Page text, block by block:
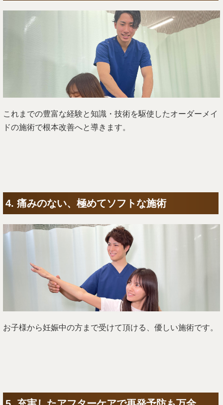
これまでの豊富な経験と知識・技術を駆使したオーダーメイ
ドの施術で根本改善へと導きます。
4. 痛みのない、極めてソフトな施術
お子様から妊娠中の方まで受けて頂ける、優しい施術です。